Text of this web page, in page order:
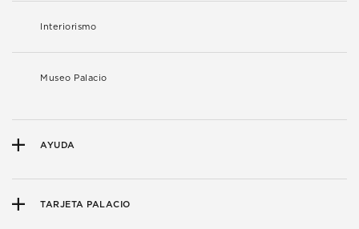
Interiorismo
Museo Palacio
AYUDA
TARJETA PALACIO